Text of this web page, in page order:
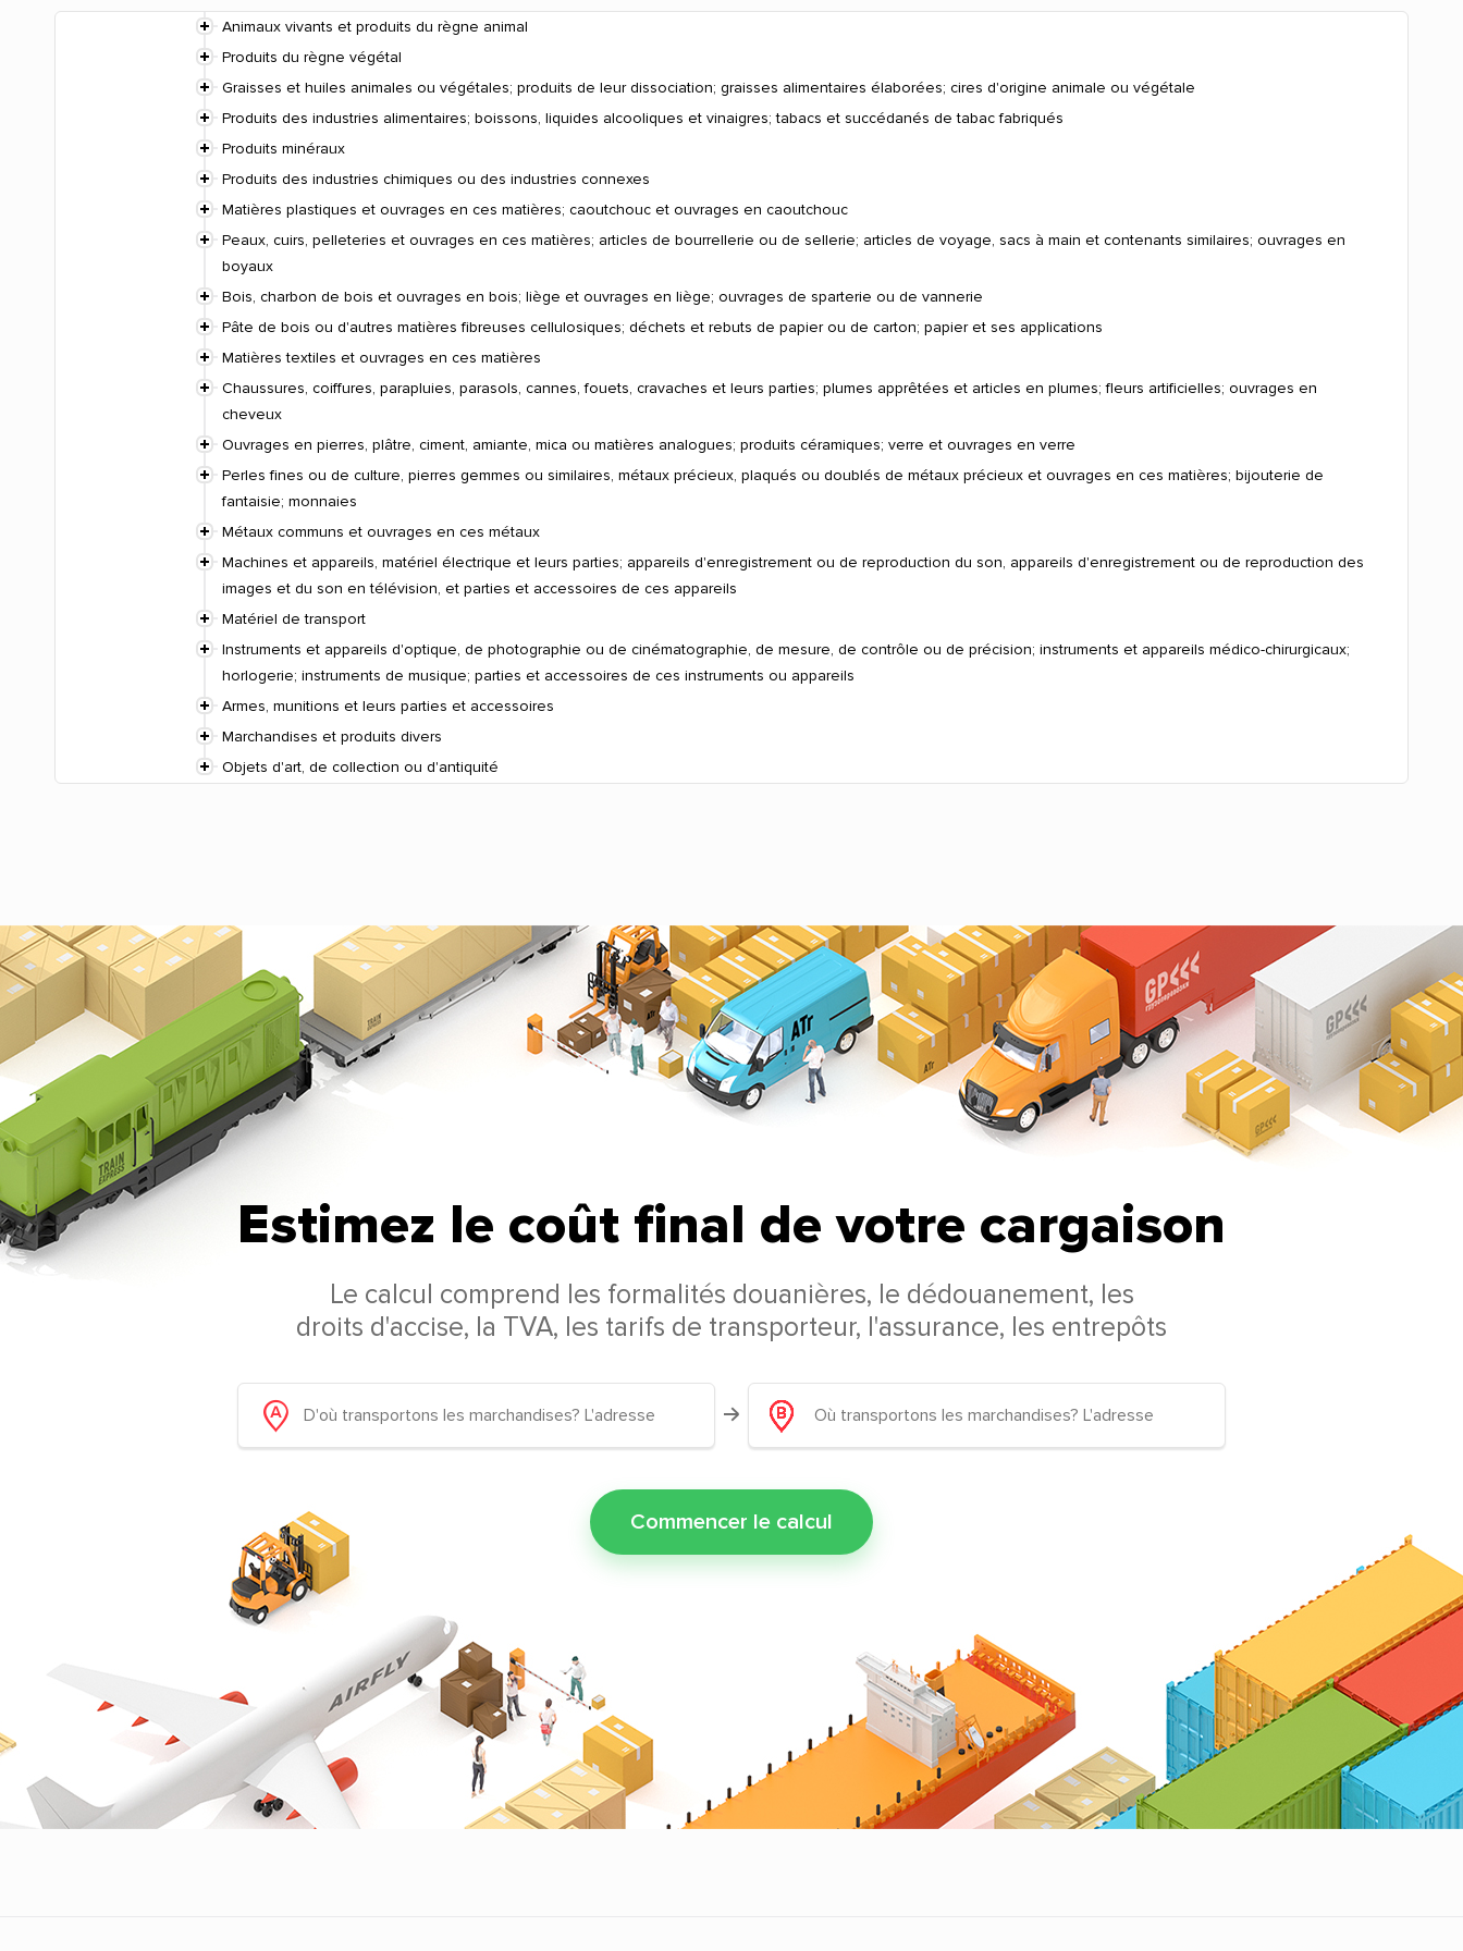
Animaux vivants et produits du règne animal
Produits du règne végétal
Graisses et huiles animales ou végétales; produits de leur dissociation; graisses alimentaires élaborées; cires d'origine animale ou végétale
Produits des industries alimentaires; boissons, liquides alcooliques et vinaigres; tabacs et succédanés de tabac fabriqués
Produits minéraux
Produits des industries chimiques ou des industries connexes
Matières plastiques et ouvrages en ces matières; caoutchouc et ouvrages en caoutchouc
Peaux, cuirs, pelleteries et ouvrages en ces matières; articles de bourrellerie ou de sellerie; articles de voyage, sacs à main et contenants similaires; ouvrages en
boyaux
Bois, charbon de bois et ouvrages en bois; liège et ouvrages en liège; ouvrages de sparterie ou de vannerie
Pâte de bois ou d'autres matières fibreuses cellulosiques; déchets et rebuts de papier ou de carton; papier et ses applications
Matières textiles et ouvrages en ces matières
Chaussures, coiffures, parapluies, parasols, cannes, fouets, cravaches et leurs parties; plumes apprêtées et articles en plumes; fleurs artificielles; ouvrages en
cheveux
Ouvrages en pierres, plâtre, ciment, amiante, mica ou matières analogues; produits céramiques; verre et ouvrages en verre
Perles fines ou de culture, pierres gemmes ou similaires, métaux précieux, plaqués ou doublés de métaux précieux et ouvrages en ces matières; bijouterie de
fantaisie; monnaies
Métaux communs et ouvrages en ces métaux
Machines et appareils, matériel électrique et leurs parties; appareils d'enregistrement ou de reproduction du son, appareils d'enregistrement ou de reproduction des
images et du son en télévision, et parties et accessoires de ces appareils
Matériel de transport
Instruments et appareils d'optique, de photographie ou de cinématographie, de mesure, de contrôle ou de précision; instruments et appareils médico-chirurgicaux;
horlogerie; instruments de musique; parties et accessoires de ces instruments ou appareils
Armes, munitions et leurs parties et accessoires
Marchandises et produits divers
Objets d'art, de collection ou d'antiquité
Estimez le coût final de votre cargaison
Le calcul comprend les formalités douanières, le dédouanement, les
droits d'accise, la TVA, les tarifs de transporteur, l'assurance, les entrepôts
Commencer le calcul